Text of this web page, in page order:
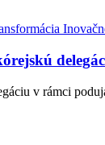
v rámci